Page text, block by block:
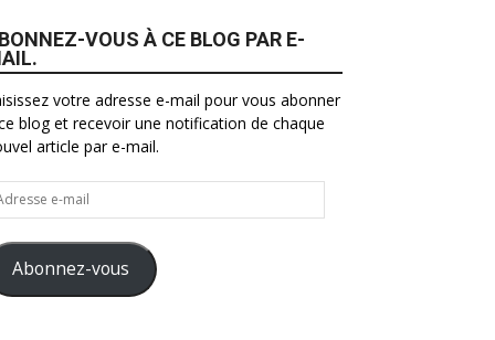
VOUS À CE BLOG PAR E-
votre adresse e-mail pour vous abonner
blog et recevoir une notification de chaque
article par e-mail.
Abonnez-vous